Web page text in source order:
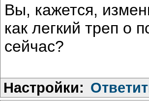
Вы, кажется,
как легкий треп о
сейчас?
Настройки: